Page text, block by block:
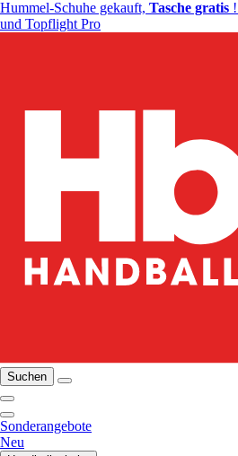
Hummel-Schuhe gekauft, Tasche gratis
und Topflight Pro
Suchen
Sonderangebote
Neu